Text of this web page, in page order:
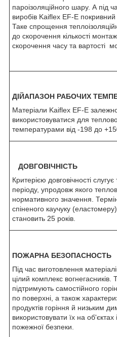
пароізоляційного шару. А під
виробів Kaiflex EF-E
Таке спрощення
до скорочення кількості
скорочення часу та вартості
ДІЙАПАЗОН РАБОЧИХ
Матеріали Kaiflex EF-E
використовуватися для
температурами від -198 до
ДОВГОВІЧНІСТЬ
Критерією довговічності
періоду, упродовж якого
нормативного значення. Термін
спіненого каучуку
становить 25 років.
ПОЖАРНА БЕЗОПАСНОСТЬ
Під час виготовлення
цілий комплекс вогнегасників.
підтримують самостійного
по поверхні, а також
продуктів горіння й низьким
використовувати їх на
пожежної безпеки.